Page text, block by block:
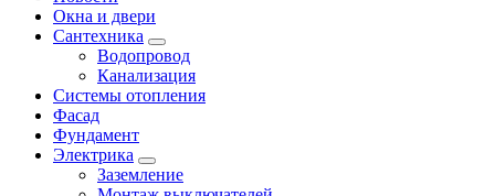
Окна и двери
Сантехника
Водопровод
Канализация
Системы отопления
Фасад
Фундамент
Электрика
Заземление